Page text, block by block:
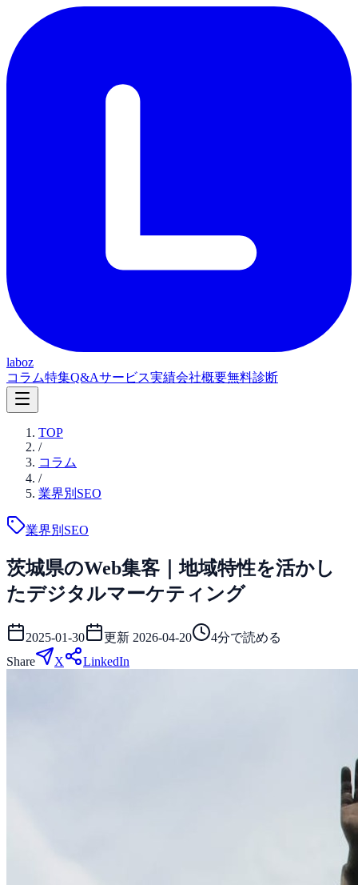
laboz
コラム特集Q&Aサービス実績会社概要無料診断
TOP
/
コラム
/
業界別SEO
業界別SEO
茨城県のWeb集客｜地域特性を活かし
たデジタルマーケティング
2025-01-30 更新 2026-04-20 4分で読める
Share
X LinkedIn